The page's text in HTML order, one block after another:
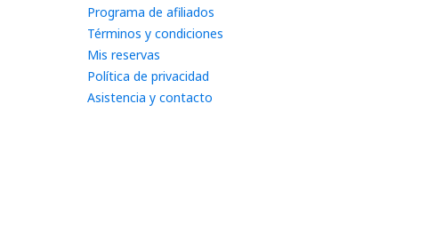
Programa de afiliados
Términos y condiciones
Mis reservas
Política de privacidad
Asistencia y contacto